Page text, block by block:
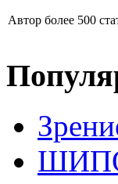
Автор более 500